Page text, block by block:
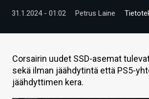
TIETOA
HINTA.FI
31.1.2024 - 01:02 Petrus Laine
Corsairin uudet SSD-asemat
sekä ilman jäähdytintä että PS5-
jäähdyttimen kera.